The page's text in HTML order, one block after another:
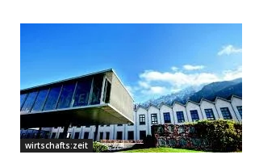
wirtschafts:zeit